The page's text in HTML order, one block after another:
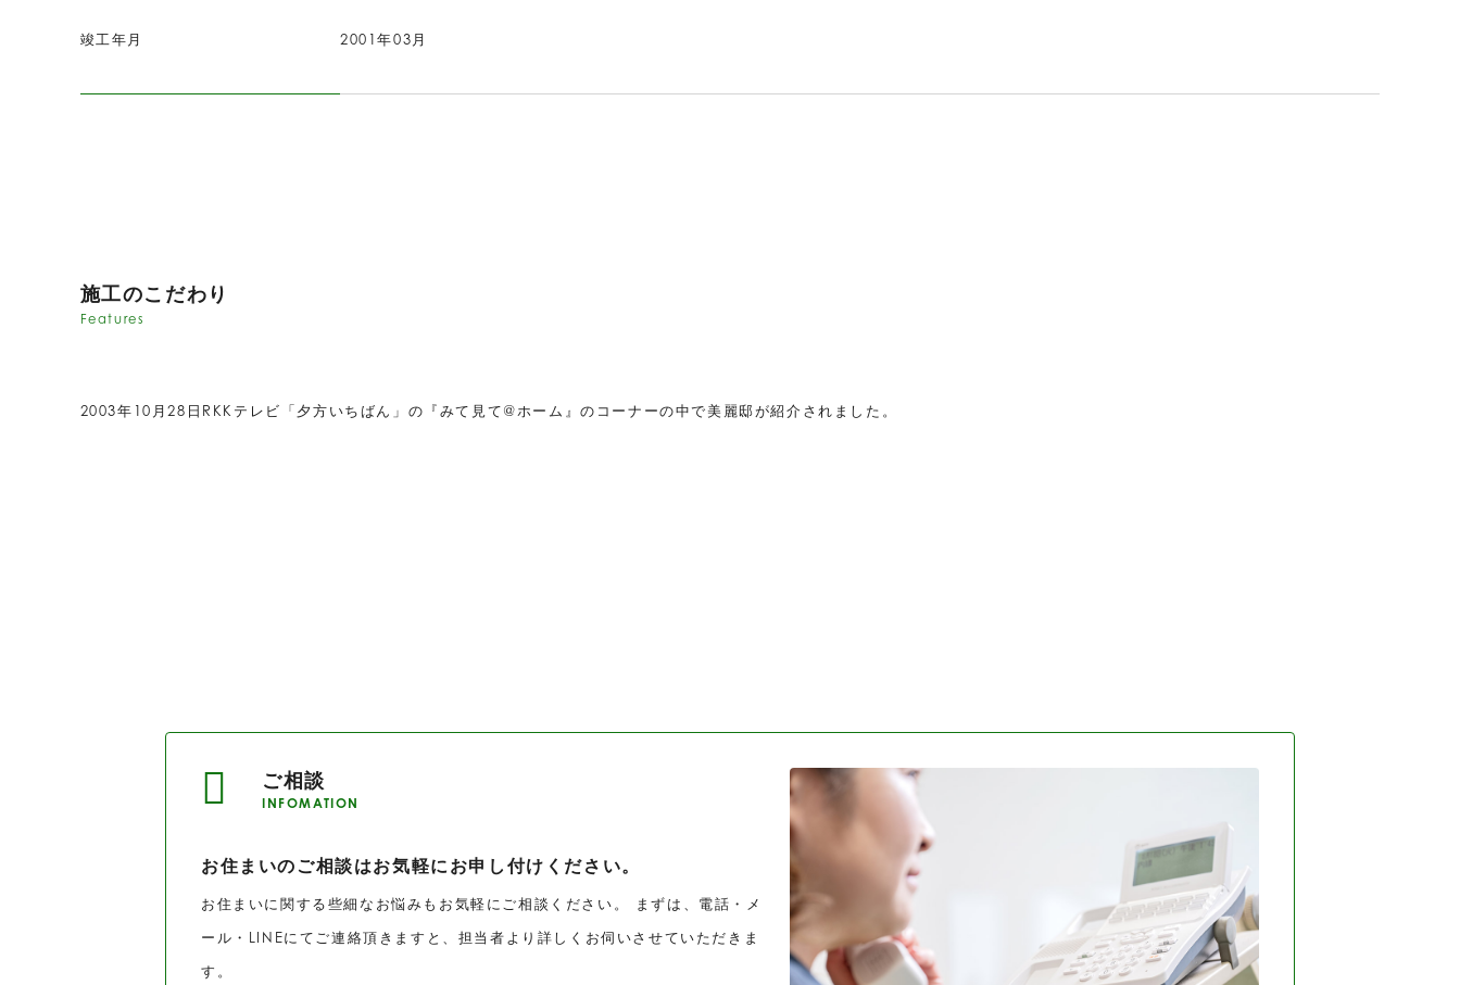
竣工年月 2001年03月
施工のこだわり
Features
2003年10月28日RKKテレビ「夕方いちばん」の『みて見て@ホーム』のコーナーの中で美麗邸が紹介されました。
ご相談
INFOMATION
お住まいのご相談はお気軽にお申し付けください。
お住まいに関する些細なお悩みもお気軽にご相談ください。 まずは、電話・メ
ール・LINEにてご連絡頂きますと、担当者より詳しくお伺いさせていただきま
す。